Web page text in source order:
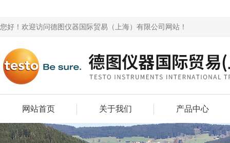
您好！欢迎访问德图仪器国际贸易（上海）有限公司网站！
网站首页 关于我们 产品中心